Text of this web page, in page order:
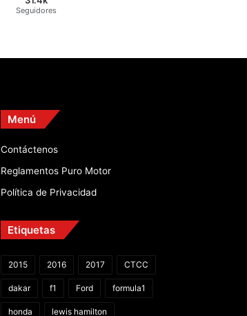
Seguidores
Menú
Contáctenos
Reglamentos Puro Motor
Política de Privacidad
Etiquetas
2015 2016 2017 CTCC
dakar f1 Ford formula1
honda lewis hamilton